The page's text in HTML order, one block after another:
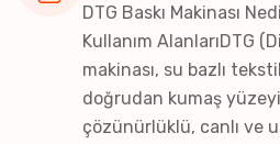
DTG Baskı Makinası
Kullanım AlanlarıDTG
makinası, su bazlı
doğrudan kumaş
çözünürlüklü, canlı ve